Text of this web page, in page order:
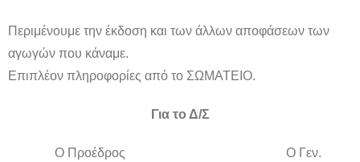
Περιμένουμε την έκδοση και των άλλων αποφάσεων των
αγωγών που κάναμε.
Επιπλέον πληροφορίες από το ΣΩΜΑΤΕΙΟ.
Για το Δ/Σ
Ο Προέδρος Ο Γεν.